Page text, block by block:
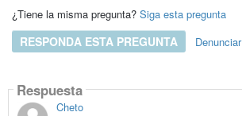
¿Tiene la misma pregunta? Siga esta pregunta
RESPONDA ESTA PREGUNTA Denunciar
Respuesta
Cheto